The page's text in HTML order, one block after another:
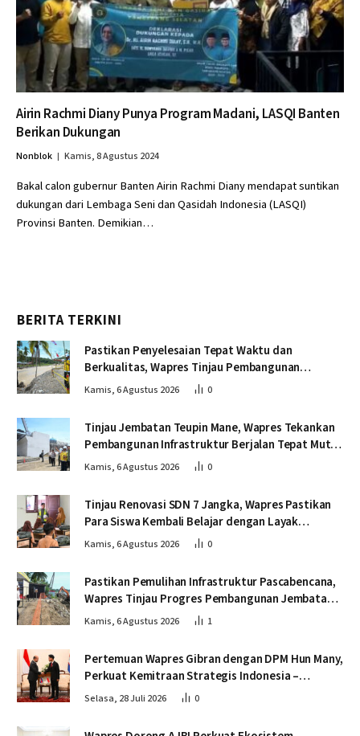
Airin Rachmi Diany Punya Program Madani, LASQI Banten
Berikan Dukungan
Nonblok Kamis, 8 Agustus 2024
Bakal calon gubernur Banten Airin Rachmi Diany mendapat suntikan
dukungan dari Lembaga Seni dan Qasidah Indonesia (LASQI)
Provinsi Banten. Demikian…
BERITA TERKINI
Pastikan Penyelesaian Tepat Waktu dan
Berkualitas, Wapres Tinjau Pembangunan
Jembatan Lumut
Kamis, 6 Agustus 2026 0
Tinjau Jembatan Teupin Mane, Wapres Tekankan
Pembangunan Infrastruktur Berjalan Tepat Mutu
dan Tepat Waktu
Kamis, 6 Agustus 2026 0
Tinjau Renovasi SDN 7 Jangka, Wapres Pastikan
Para Siswa Kembali Belajar dengan Layak
Pascabencana
Kamis, 6 Agustus 2026 0
Pastikan Pemulihan Infrastruktur Pascabencana,
Wapres Tinjau Progres Pembangunan Jembatan
Krueng Tingkeum Bireuen
Kamis, 6 Agustus 2026 1
Pertemuan Wapres Gibran dengan DPM Hun Many,
Perkuat Kemitraan Strategis Indonesia –
Kamboja
Selasa, 28 Juli 2026 0